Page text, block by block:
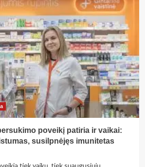
poveikį patiria ir vaikai:
susilpnėjęs imunitetas
tiek vaikų, tiek suaugusiųjų